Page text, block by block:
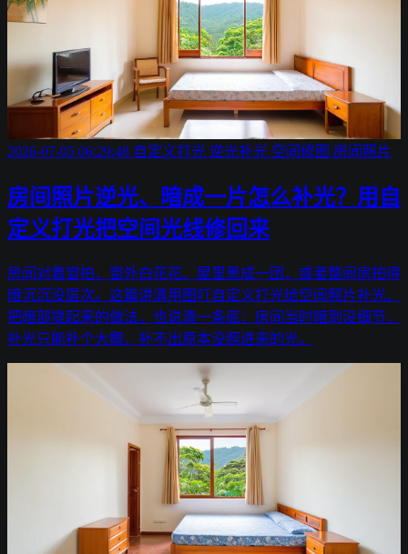
2026-07-05 06:29:48 自定义打光 逆光补光 空间修图 房间照片
房间照片逆光、暗成一片怎么补光？用自
定义打光把空间光线修回来
房间对着窗拍，窗外白花花、屋里黑成一团，或者整间房拍得
暗沉沉没层次。这篇讲清用图叮自定义打光给空间照片补光、
把暗部提起来的做法，也说清一条底：房间当时暗到没细节，
补光只能补个大概，补不出原本没照进来的光。